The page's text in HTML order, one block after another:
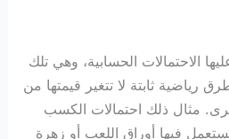
الاحتمالات الحسابية، وهي تلك
ثابتة لا تتغير قيمتها من
مثال ذلك احتمالات الكسب
فيها أوراق اللعب أو زهرة